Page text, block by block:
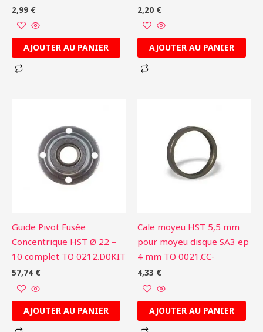
2,99 €
AJOUTER AU PANIER
2,20 €
AJOUTER AU PANIER
Guide Pivot Fusée
Concentrique HST Ø 22 –
10 complet TO 0212.D0KIT
57,74 €
AJOUTER AU PANIER
Cale moyeu HST 5,5 mm
pour moyeu disque SA3 ep
4 mm TO 0021.CC-
4,33 €
AJOUTER AU PANIER